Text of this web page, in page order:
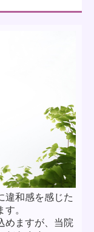
違和感を感じた
。
めますが、当院